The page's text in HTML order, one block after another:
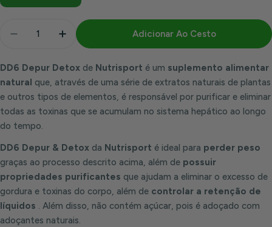
Diminuir Quantidade Para DD6 Limpeza E
Aumentar Quantidade Para DD6
Adicionar Ao Cesto
DD6 Depur Detox de Nutrisport é um suplemento alimentar
natural que, através de uma série de extratos naturais de plantas
e outros tipos de elementos, é responsável por purificar e eliminar
todas as toxinas que se acumulam no sistema hepático ao longo
do tempo.
DD6 Depur & Detox da Nutrisport é ideal para perder peso
graças ao processo descrito acima, além de possuir
propriedades purificantes que ajudam a eliminar o excesso de
gordura e toxinas do corpo, além de controlar a retenção de
líquidos . Além disso, não contém açúcar, pois é adoçado com
adoçantes naturais.